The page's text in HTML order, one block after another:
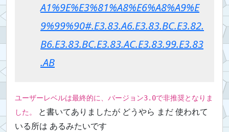
A1%9E%E3%81%A8%E6%A8%A9%E
9%99%90#.E3.83.A6.E3.83.BC.E3.82.
B6.E3.83.BC.E3.83.AC.E3.83.99.E3.83
.AB
ユーザーレベルは最終的に、バージョン3.0で非推奨となりま
した。
と書いてありましたが どうやら まだ 使われて
いる所は あるみたいです